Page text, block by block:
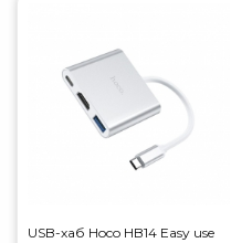
USB-хаб Hoco HB14 Easy use